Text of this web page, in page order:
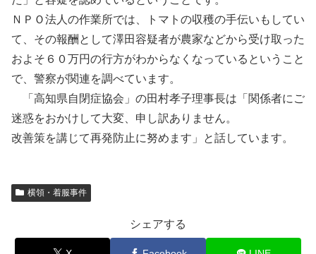
ＮＰＯ法人の作業所では、トマトの収穫の手伝いもしてい
て、その報酬として澤田容疑者が農家などから受け取った
およそ６０万円の行方がわからなくなっているということ
で、警察が関連を調べています。
「高知県自閉症協会」の田村孝子理事長は「関係者にご
迷惑をおかけして大変、申し訳ありません。
改善策を講じて再発防止に努めます」と話しています。
横領・着服事件
シェアする